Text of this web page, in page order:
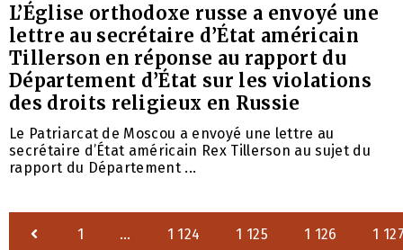
L’Église orthodoxe russe a envoyé une
lettre au secrétaire d’État américain
Tillerson en réponse au rapport du
Département d’État sur les violations
des droits religieux en Russie
Le Patriarcat de Moscou a envoyé une lettre au
secrétaire d’État américain Rex Tillerson au sujet du
rapport du Département ...
1 … 1 124 1 125 1 126 1